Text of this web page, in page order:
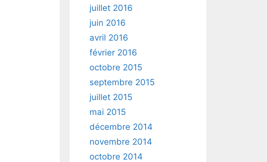
juillet 2016
juin 2016
avril 2016
février 2016
octobre 2015
septembre 2015
juillet 2015
mai 2015
décembre 2014
novembre 2014
octobre 2014